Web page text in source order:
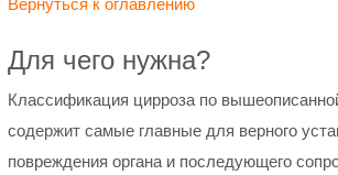
Вернуться к оглавлению
Для чего нужна?
Классификация цирроза по
содержит самые главные для верного
повреждения органа и последующего